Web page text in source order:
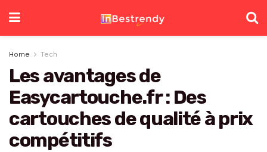
Home Tech
Les avantages de
Easycartouche.fr : Des
cartouches de qualité à prix
compétitifs